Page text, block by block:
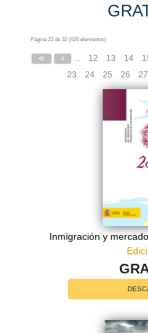
Página 22 de 32 (626 elementos)
12 13 14
23
24 25 26 27
Inmigración y